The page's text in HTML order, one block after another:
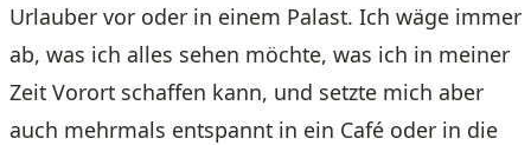
Urlauber vor oder in einem Palast. Ich wäge immer
ab, was ich alles sehen möchte, was ich in meiner
Zeit Vorort schaffen kann, und setzte mich aber
auch mehrmals entspannt in ein Café oder in die